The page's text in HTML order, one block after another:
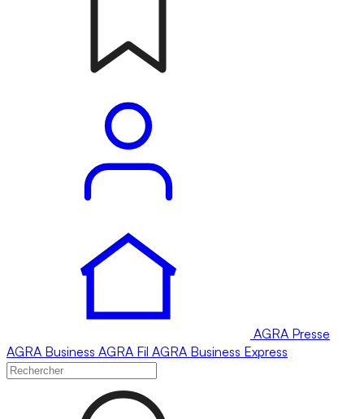
AGRA Presse
AGRA Business AGRA Fil AGRA Business Express